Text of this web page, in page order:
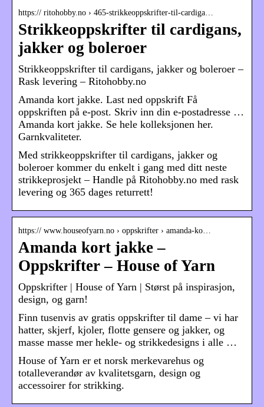
https:// ritohobby.no › 465-strikkeoppskrifter-til-cardiga…
Strikkeoppskrifter til cardigans,
jakker og boleroer
Strikkeoppskrifter til cardigans, jakker og boleroer –
Rask levering – Ritohobby.no
Amanda kort jakke. Last ned oppskrift Få
oppskriften på e-post. Skriv inn din e-postadresse …
Amanda kort jakke. Se hele kolleksjonen her.
Garnkvaliteter.
Med strikkeoppskrifter til cardigans, jakker og
boleroer kommer du enkelt i gang med ditt neste
strikkeprosjekt – Handle på Ritohobby.no med rask
levering og 365 dages returrett!
https:// www.houseofyarn.no › oppskrifter › amanda-ko…
Amanda kort jakke –
Oppskrifter – House of Yarn
Oppskrifter | House of Yarn | Størst på inspirasjon,
design, og garn!
Finn tusenvis av gratis oppskrifter til dame – vi har
hatter, skjerf, kjoler, flotte gensere og jakker, og
masse masse mer hekle- og strikkedesigns i alle …
House of Yarn er et norsk merkevarehus og
totalleverandør av kvalitetsgarn, design og
accessoirer for strikking.